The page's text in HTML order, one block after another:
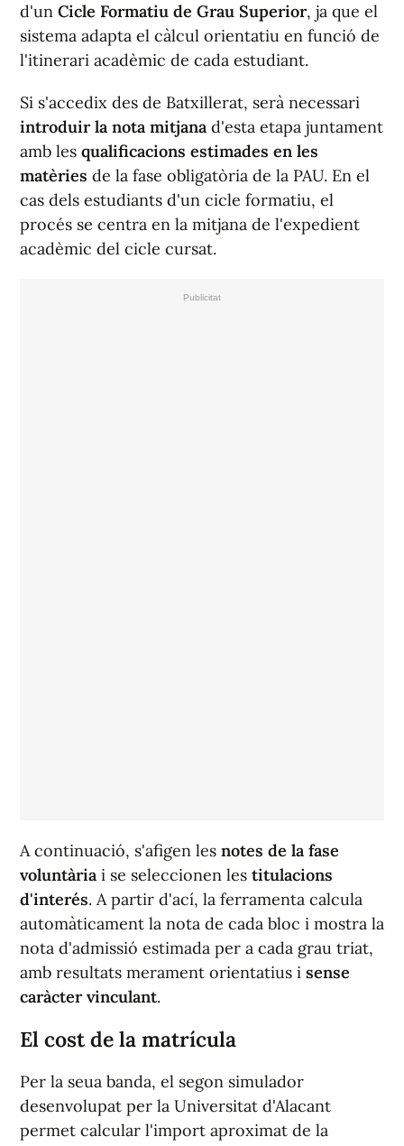
d'un Cicle Formatiu de Grau Superior, ja que el
sistema adapta el càlcul orientatiu en funció de
l'itinerari acadèmic de cada estudiant.
Si s'accedix des de Batxillerat, serà necessari
introduir la nota mitjana d'esta etapa juntament
amb les qualificacions estimades en les
matèries de la fase obligatòria de la PAU. En el
cas dels estudiants d'un cicle formatiu, el
procés se centra en la mitjana de l'expedient
acadèmic del cicle cursat.
A continuació, s'afigen les notes de la fase
voluntària i se seleccionen les titulacions
d'interés. A partir d'ací, la ferramenta calcula
automàticament la nota de cada bloc i mostra la
nota d'admissió estimada per a cada grau triat,
amb resultats merament orientatius i sense
caràcter vinculant.
El cost de la matrícula
Per la seua banda, el segon simulador
desenvolupat per la Universitat d'Alacant
permet calcular l'import aproximat de la